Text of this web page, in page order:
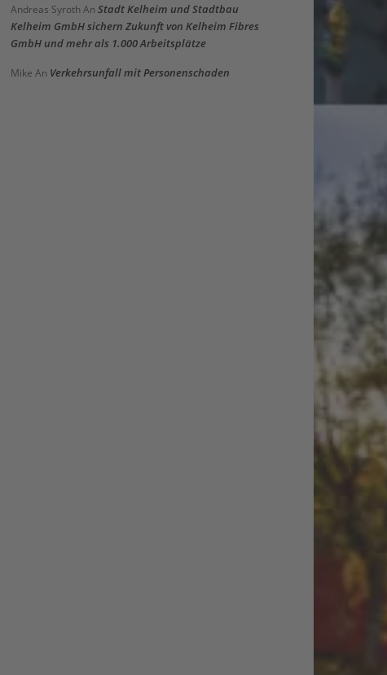
Andreas Syroth An Stadt Kelheim und Stadtbau
Kelheim GmbH sichern Zukunft von Kelheim Fibres
GmbH und mehr als 1.000 Arbeitsplätze
Mike An Verkehrsunfall mit Personenschaden